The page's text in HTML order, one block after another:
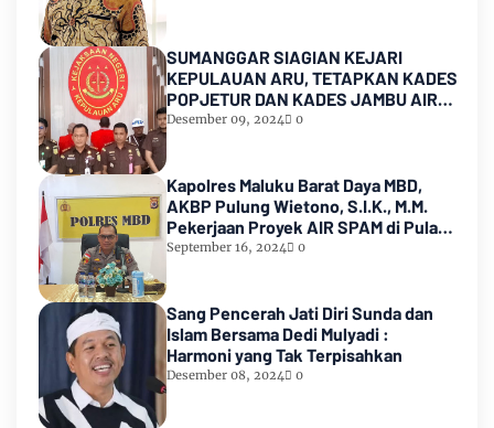
SUMANGGAR SIAGIAN KEJARI
KEPULAUAN ARU, TETAPKAN KADES
POPJETUR DAN KADES JAMBU AIR
SEBAGAI TERSANGKA ( TSK )
ADD dan DD TA 2016 - 2021
Desember 09, 2024 0
Kapolres Maluku Barat Daya MBD,
AKBP Pulung Wietono, S.I.K., M.M.
Pekerjaan Proyek AIR SPAM di Pulau
Marsela Sementara Ditangani Oleh
September 16, 2024 0
Sang Pencerah Jati Diri Sunda dan
Islam Bersama Dedi Mulyadi :
Harmoni yang Tak Terpisahkan
Desember 08, 2024 0